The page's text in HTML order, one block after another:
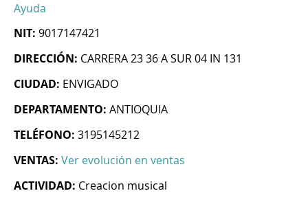
Ayuda
NIT: 9017147421
DIRECCIÓN: CARRERA 23 36 A SUR 04 IN 131
CIUDAD: ENVIGADO
DEPARTAMENTO: ANTIOQUIA
TELÉFONO: 3195145212
VENTAS: Ver evolución en ventas
ACTIVIDAD: Creacion musical